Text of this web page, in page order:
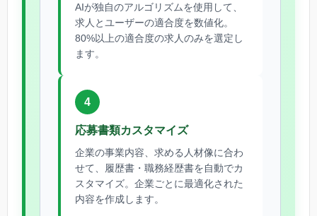
AIが独自のアルゴリズムを使用して、
求人とユーザーの適合度を数値化。
80%以上の適合度の求人のみを選定し
ます。
4
応募書類カスタマイズ
企業の事業内容、求める人材像に合わ
せて、履歴書・職務経歴書を自動でカ
スタマイズ。企業ごとに最適化された
内容を作成します。